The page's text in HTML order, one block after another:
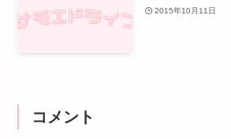
2015年10月11日
コメント